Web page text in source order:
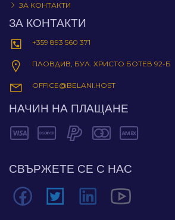
ЗА КОНТАКТИ
ЗА КОНТАКТИ
+359 893 560 371
ПЛОВДИВ, БУЛ. ХРИСТО БОТЕВ 92-Б
OFFICE@BELANI.HOST
НАЧИН НА ПЛАЩАНЕ
СВЪРЖЕТЕ СЕ С НАС